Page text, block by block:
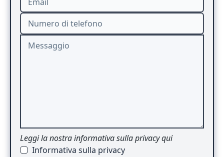
Leggi la nostra informativa sulla privacy qui
Informativa sulla privacy